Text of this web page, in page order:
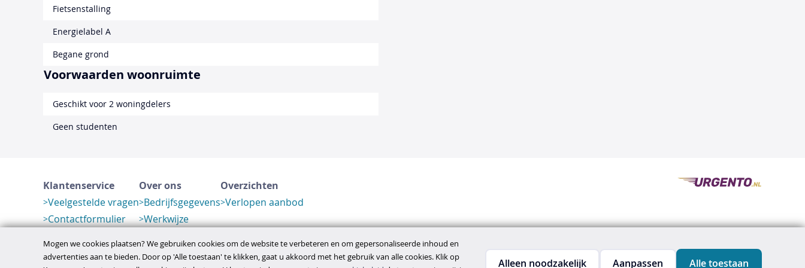
Fietsenstalling
Energielabel A
Begane grond
Voorwaarden woonruimte
Geschikt voor 2 woningdelers
Geen studenten
Klantenservice
Veelgestelde vragen
Contactformulier
Over ons
Bedrijfsgegevens
Werkwijze
Overzichten
Verlopen aanbod
Mogen we cookies plaatsen? We gebruiken cookies om de website te verbeteren en om gepersonaliseerde inhoud en
advertenties aan te bieden. Door op 'Alle toestaan' te klikken, gaat u akkoord met het gebruik van alle cookies. Klik op
Alleen noodzakelijk Aanpassen Alle toestaan